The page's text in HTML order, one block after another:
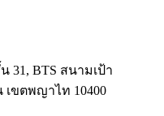
31, BTS สนามเป้า
ขตพญาไท 10400